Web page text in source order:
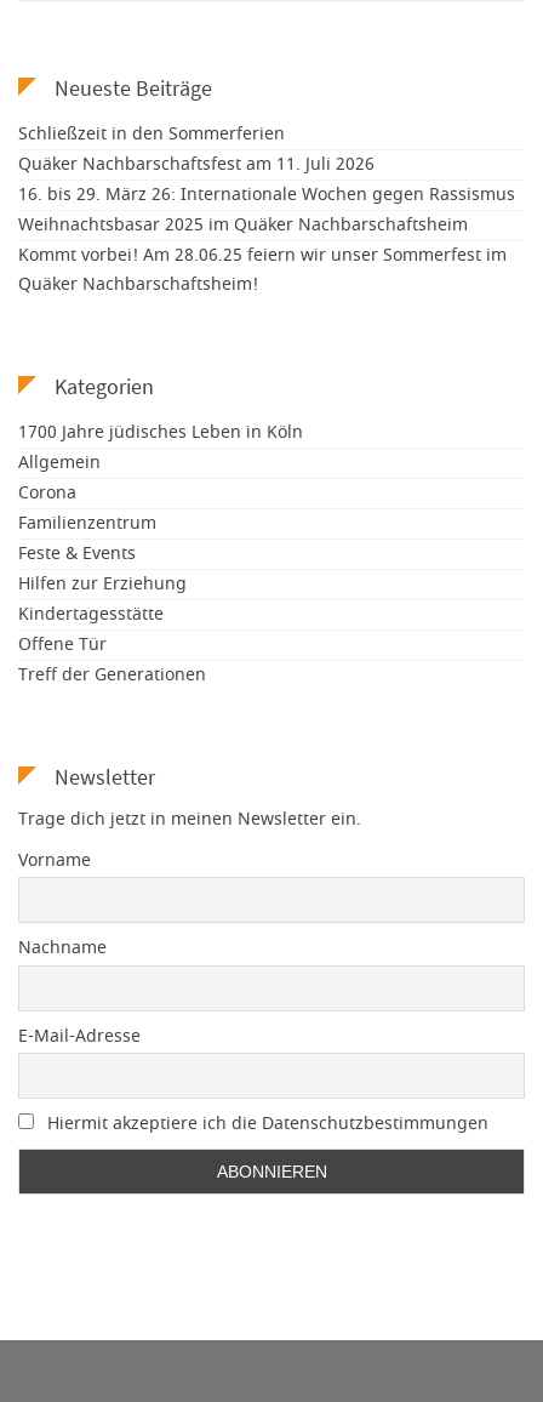
Neueste Beiträge
Schließzeit in den Sommerferien
Quäker Nachbarschaftsfest am 11. Juli 2026
16. bis 29. März 26: Internationale Wochen gegen Rassismus
Weihnachtsbasar 2025 im Quäker Nachbarschaftsheim
Kommt vorbei! Am 28.06.25 feiern wir unser Sommerfest im
Quäker Nachbarschaftsheim!
Kategorien
1700 Jahre jüdisches Leben in Köln
Allgemein
Corona
Familienzentrum
Feste & Events
Hilfen zur Erziehung
Kindertagesstätte
Offene Tür
Treff der Generationen
Newsletter
Trage dich jetzt in meinen Newsletter ein.
Vorname
Nachname
E-Mail-Adresse
Hiermit akzeptiere ich die Datenschutzbestimmungen